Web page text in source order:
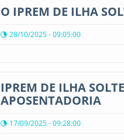
O IPREM DE ILHA
28/10/2025 - 09:05:00
IPREM DE ILHA
APOSENTADORIA
17/09/2025 - 09:28:00